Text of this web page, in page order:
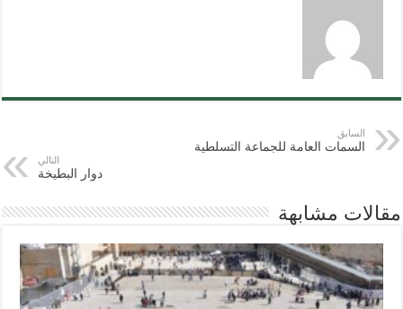
السابق
السمات العامة للجماعة التسلطية
التالي
دوار البطيخة
مقالات مشابهة